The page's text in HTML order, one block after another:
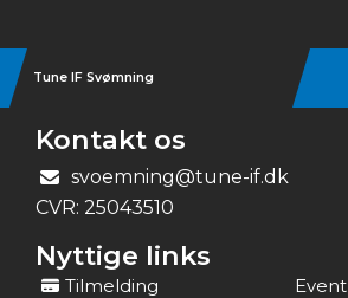
Tune IF Svømning
Kontakt os
svoemning@tune-if.dk
CVR: 25043510
Nyttige links
Tilmelding
Event